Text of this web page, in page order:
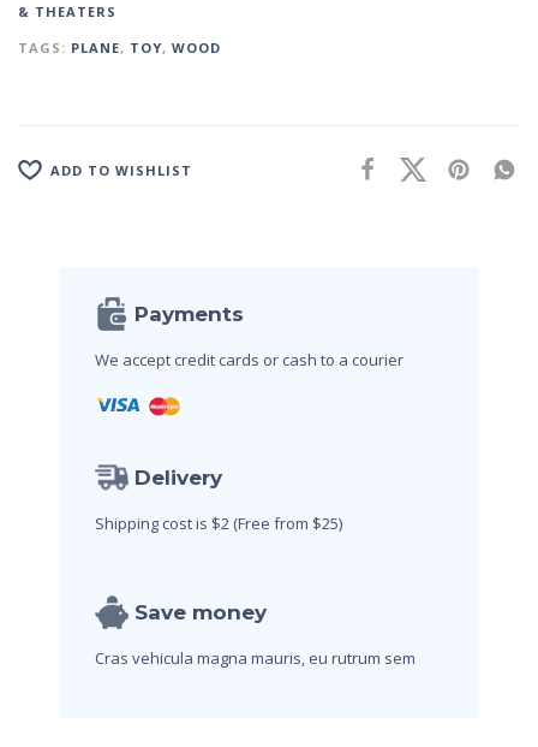
& THEATERS
TAGS: PLANE, TOY, WOOD
ADD TO WISHLIST
Payments
We accept credit cards or cash to a courier
Delivery
Shipping cost is $2 (Free from $25)
Save money
Cras vehicula magna mauris, eu rutrum sem